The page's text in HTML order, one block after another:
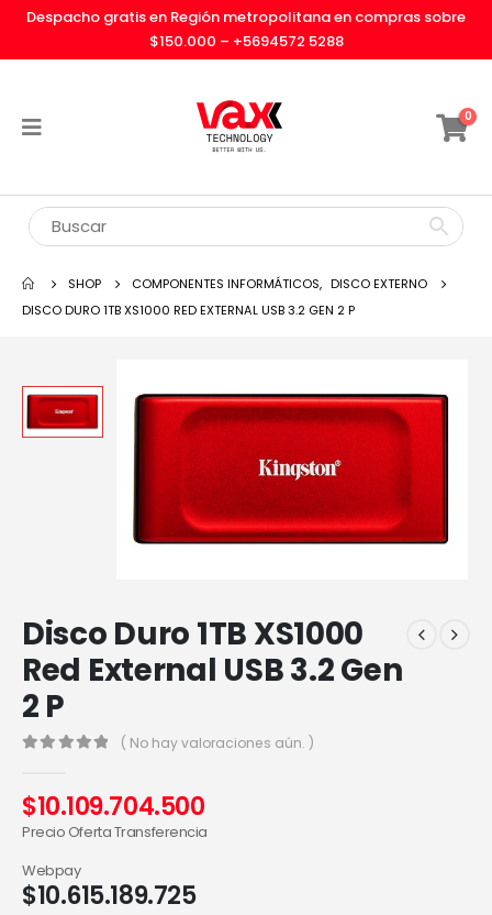
Despacho gratis en Región metropolitana en compras sobre
$150.000 – +5694572 5288
0
SHOP COMPONENTES INFORMÁTICOS, DISCO EXTERNO
DISCO DURO 1TB XS1000 RED EXTERNAL USB 3.2 GEN 2 P
Disco Duro 1TB XS1000
Red External USB 3.2 Gen
2 P
( No hay valoraciones aún. )
$10.109.704.500
Precio Oferta Transferencia
$10.615.189.725
Webpay